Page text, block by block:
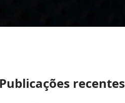
Publicações recentes